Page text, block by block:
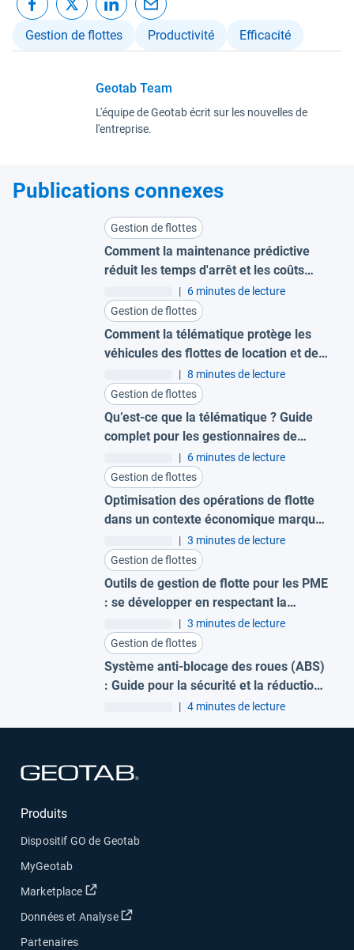
Gestion de flottes Productivité Efficacité
Geotab Team
L'équipe de Geotab écrit sur les nouvelles de
l'entreprise.
Publications connexes
Gestion de flottes
Comment la maintenance prédictive
réduit les temps d'arrêt et les coûts
pour les grandes flottes
| 6 minutes de lecture
Gestion de flottes
Comment la télématique protège les
véhicules des flottes de location et de
| 8 minutes de lecture
Gestion de flottes
Qu’est-ce que la télématique ? Guide
complet pour les gestionnaires de
| 6 minutes de lecture
Gestion de flottes
Optimisation des opérations de flotte
dans un contexte économique marqué
par des coûts élevés
| 3 minutes de lecture
Gestion de flottes
Outils de gestion de flotte pour les PME
: se développer en respectant la
réglementation européenne
| 3 minutes de lecture
Gestion de flottes
Système anti-blocage des roues (ABS)
: Guide pour la sécurité et la réduction
des accidents| 4 minutes de lecture
Produits
Dispositif GO de Geotab
MyGeotab
Marketplace
Ouvrir dans une nouvelle fenêtre
Données et Analyse Ouvrir dans une nouvelle fenêtre
Partenaires